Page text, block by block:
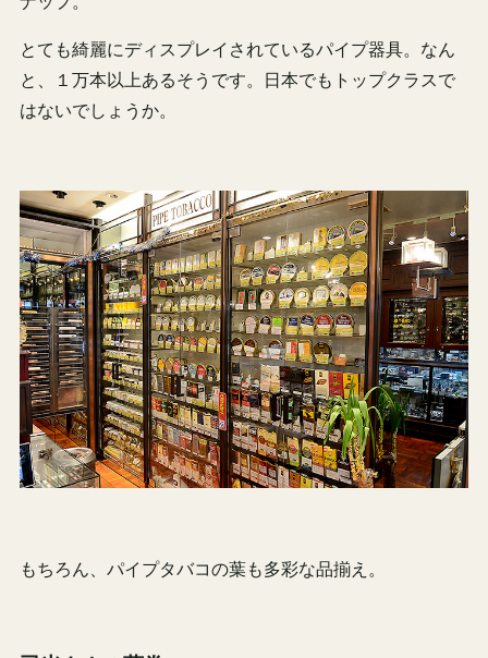
とても綺麗にディスプレイされているパイプ器具。なん
と、１万本以上あるそうです。日本でもトップクラスで
はないでしょうか。
もちろん、パイプタバコの葉も多彩な品揃え。